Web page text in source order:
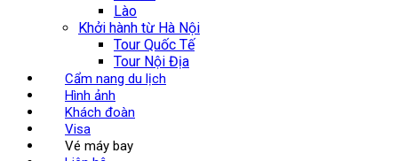
Lào
Khởi hành từ Hà Nội
Tour Quốc Tế
Tour Nội Địa
Cẩm nang du lịch
Hình ảnh
Khách đoàn
Visa
Vé máy bay